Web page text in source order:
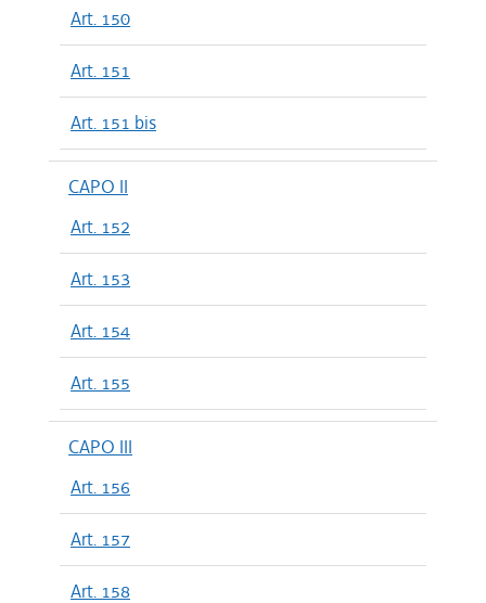
Art. 150
Art. 151
Art. 151 bis
CAPO II
Art. 152
Art. 153
Art. 154
Art. 155
CAPO III
Art. 156
Art. 157
Art. 158